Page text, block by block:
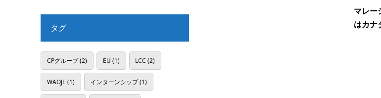
マレー
はカナ
タグ
CPグループ(2) EU (1) LCC (2)
WAOJE (1) インターンシップ(1)